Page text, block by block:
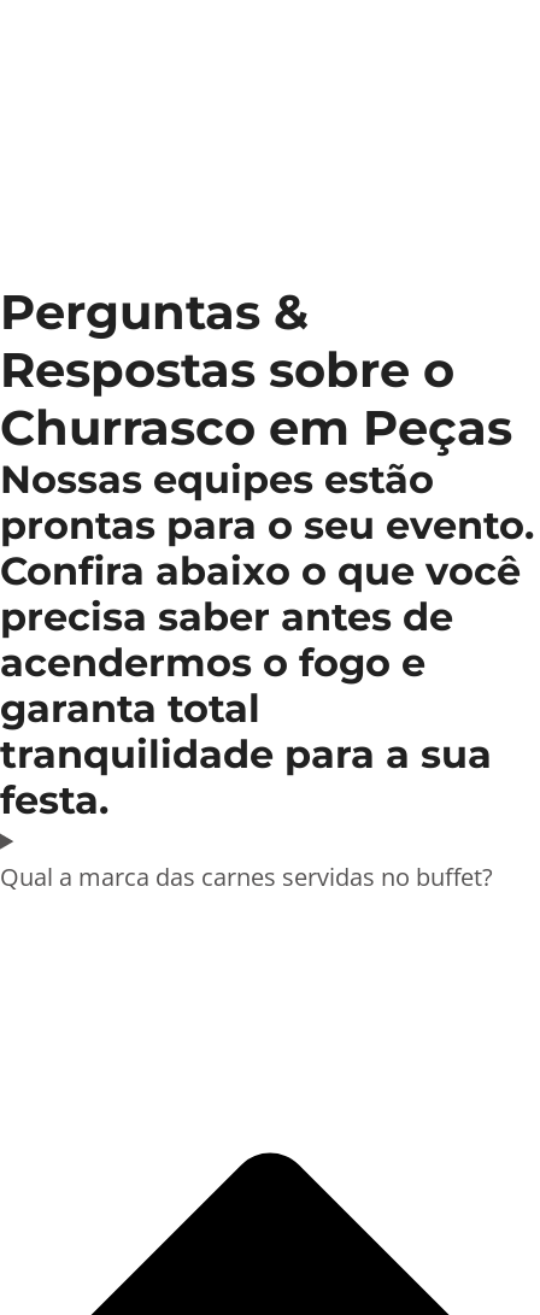
Perguntas &
Respostas sobre o
Churrasco em Peças
Nossas equipes estão
prontas para o seu evento.
Confira abaixo o que você
precisa saber antes de
acendermos o fogo e
garanta total
tranquilidade para a sua
festa.
Qual a marca das carnes servidas no buffet?